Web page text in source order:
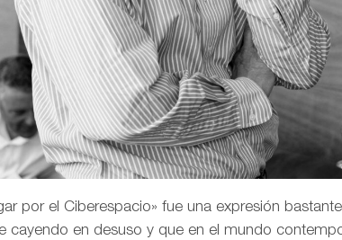
por el Ciberespacio» fue una expresión
cayendo en desuso y que en el mundo